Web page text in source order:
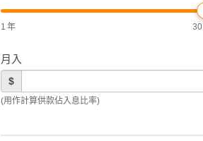
1 年 30
月入
$
(用作計算供款佔入息比率)